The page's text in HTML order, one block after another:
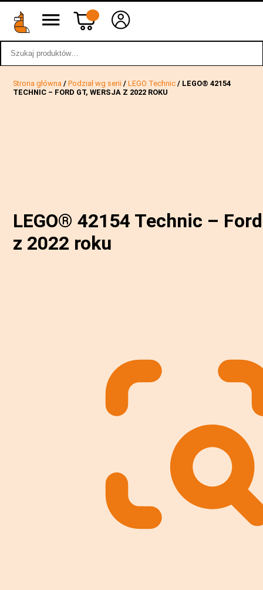
wstecz
Strona główna /Podział wg serii /LEGO Technic / LEGO® 42154
TECHNIC – FORD GT, WERSJA Z 2022 ROKU
LEGO® 42154 Technic –
z 2022 roku